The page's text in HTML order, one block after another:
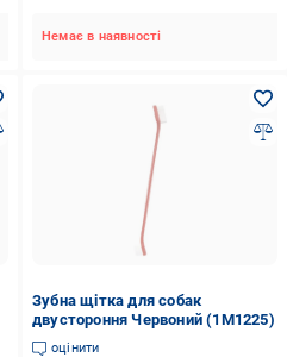
Немає в наявності
Зубна щітка для собак
двустороння Червоний (1M1225)
оцінити